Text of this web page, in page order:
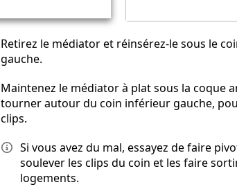
Retirez le médiator et réinsérez-le sous le
gauche.
Maintenez le médiator à plat sous la coque
tourner autour du coin inférieur gauche,
clips.
Si vous avez du mal, essayez de faire
soulever les clips du coin et les faire
logements.